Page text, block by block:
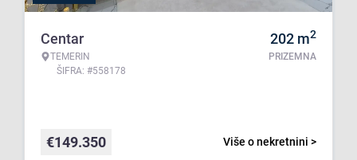
Centar
TEMERIN
ŠIFRA: #558178
202 m2
PRIZEMNA
Više o nekretnini >
€149.350